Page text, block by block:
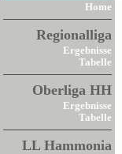
Home
Regionalliga
Ergebnisse
Tabelle
Oberliga HH
Ergebnisse
Tabelle
LL Hammonia